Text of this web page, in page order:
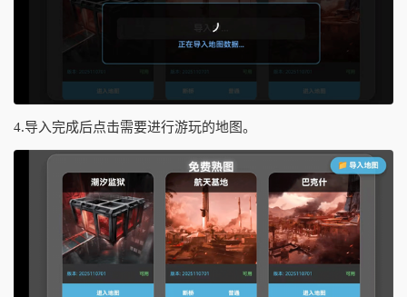
4.导入完成后点击需要进行游玩的地图。